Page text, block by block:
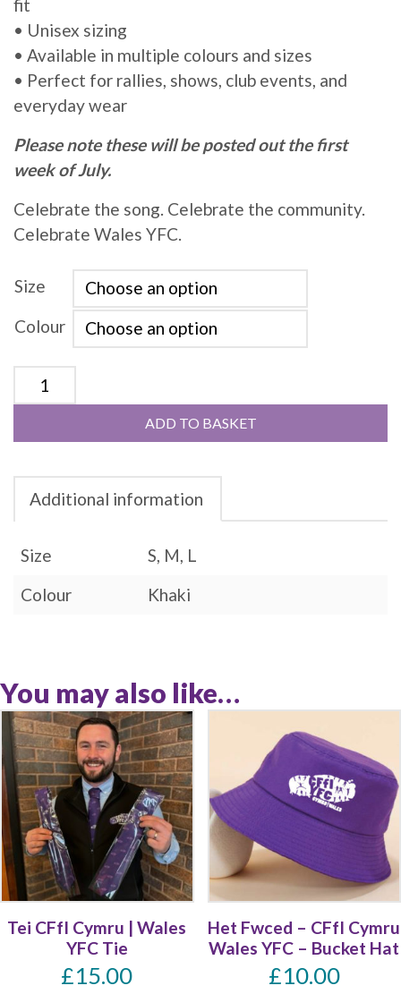
fit
• Unisex sizing
• Available in multiple colours and sizes
• Perfect for rallies, shows, club events, and
everyday wear
Please note these will be posted out the first
week of July.
Celebrate the song. Celebrate the community.
Celebrate Wales YFC.
Size
Colour
Crys Chwys 'Fel Hyn Da Ni Fod' Sweatshirt
ADD TO BASKET
Additional information
Size
S, M, L
Colour
Khaki
You may also like…
Tei CFfI Cymru | Wales
YFC Tie
£15.00
Het Fwced – CFfI Cymru
Wales YFC – Bucket Hat
£10.00